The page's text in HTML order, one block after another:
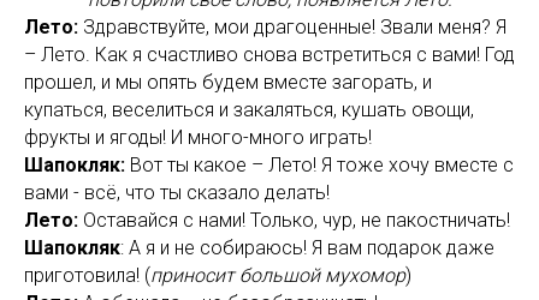
Лето: Здравствуйте, мои драгоценные! Звали меня? Я
– Лето. Как я счастливо снова встретиться с вами! Год
прошел, и мы опять будем вместе загорать, и
купаться, веселиться и закаляться, кушать овощи,
фрукты и ягоды! И много-много играть!
Шапокляк: Вот ты какое – Лето! Я тоже хочу вместе с
вами - всё, что ты сказало делать!
Лето: Оставайся с нами! Только, чур, не пакостничать!
Шапокляк: А я и не собираюсь! Я вам подарок даже
приготовила! (приносит большой мухомор)